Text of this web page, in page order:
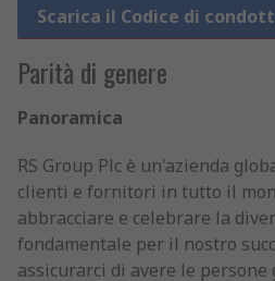
Scarica il Codice di
Parità di genere
Panoramica
RS Group Plc è un'azienda
clienti e fornitori in tutto il
abbracciare e celebrare la
fondamentale per il nostro
assicurarci di avere le